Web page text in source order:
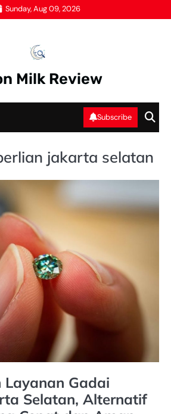
Sunday, Aug 09, 2026
Milk Review
Subscribe
jakarta selatan
Layanan Gadai
Selatan, Alternatif